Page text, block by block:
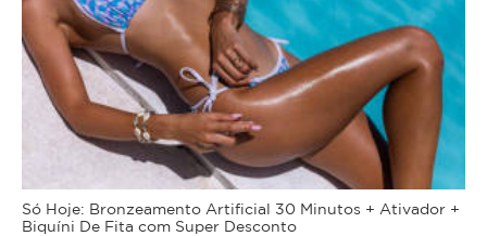
partir
da
data
da
compra.
do
Cliente:
Informações
Só Hoje: Bronzeamento Artificial 30 Minutos + Ativador +
Biquíni De Fita com Super Desconto